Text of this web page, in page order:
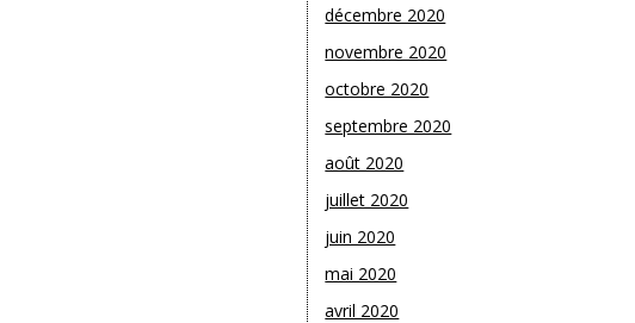
décembre 2020
novembre 2020
octobre 2020
septembre 2020
août 2020
juillet 2020
juin 2020
mai 2020
avril 2020